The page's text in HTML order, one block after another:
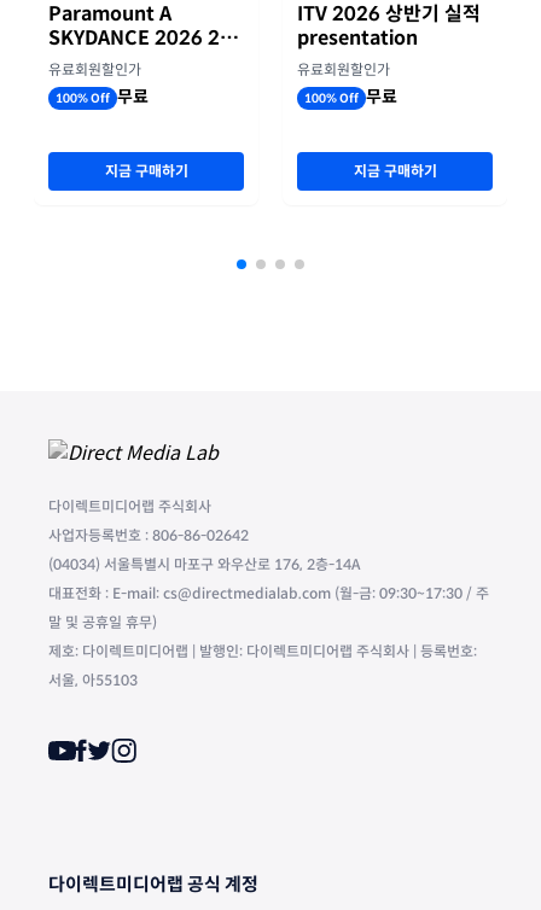
Paramount A
SKYDANCE 2026 2분
기 실적
유료회원할인가
100% Off 무료
지금 구매하기
ITV 2026 상반기 실적
presentation
유료회원할인가
100% Off 무료
지금 구매하기
다이렉트미디어랩 주식회사
사업자등록번호 : 806-86-02642
(04034) 서울특별시 마포구 와우산로 176, 2층-14A
대표전화 : E-mail: cs@directmedialab.com (월-금: 09:30~17:30 / 주
말 및 공휴일 휴무)
제호: 다이렉트미디어랩 | 발행인: 다이렉트미디어랩 주식회사 | 등록번호:
서울, 아55103
다이렉트미디어랩 공식 계정